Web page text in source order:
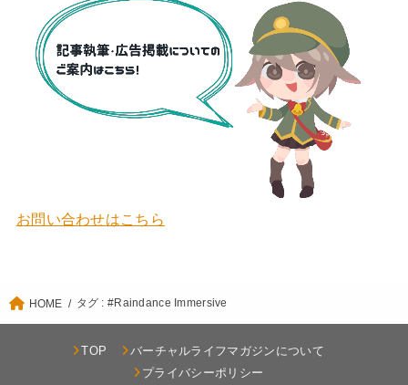
お問い合わせはこちら
HOME タグ : #Raindance Immersive
TOP
バーチャルライフマガジンについて
プライバシーポリシー